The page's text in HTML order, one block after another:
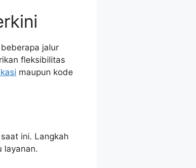
jalur
fleksibilitas
maupun kode
ini. Langkah
layanan.